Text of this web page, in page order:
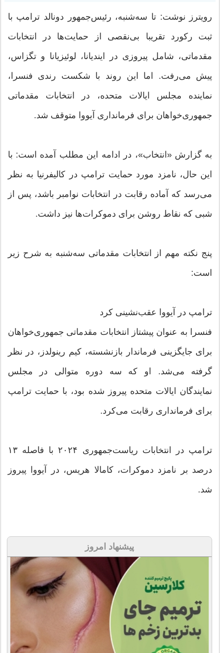
رویترز نوشت: تا سه‌شنبه، رئیس‌جمهور دونالد ترامپ با
ثبت رکورد تقریبا بی‌نقصی از حمایت‌ها در انتخابات
مقدماتی، شامل پیروزی در ایندیانا، لوئیزیانا و تگزاس،
پیش می‌رفت. اما این روند با شکست رندی فنسرا،
نماینده مجلس ایالات متحده، در انتخابات مقدماتی
جمهوری‌خواهان برای فرمانداری آیووا متوقف شد.
به گزارش «انتخاب»، در ادامه این مطلب آمده است: با
این حال، نامزد مورد حمایت ترامپ در کالیفرنیا به نظر
می‌رسد که آماده رقابت در انتخابات نوامبر باشد، پس از
شبی که نقاط روشن برای دموکرات‌ها نیز داشت.
پنج نکته مهم از انتخابات مقدماتی سه‌شنبه به شرح زیر
است:
ترامپ در آیووا عقب‌نشینی کرد
فنسرا به عنوان پیشتاز انتخابات مقدماتی جمهوری‌خواهان
برای جایگزینی فرماندار بازنشسته، کیم رینولدز، در نظر
گرفته می‌شد. او که سه دوره متوالی در مجلس
نمایندگان ایالات متحده پیروز شده بود، با حمایت ترامپ
برای فرمانداری رقابت می‌کرد.
ترامپ در انتخابات ریاست‌جمهوری ۲۰۲۴ با فاصله ۱۳
درصد بر نامزد دموکرات، کامالا هریس، در آیووا پیروز
شد.
پیشنهاد امروز